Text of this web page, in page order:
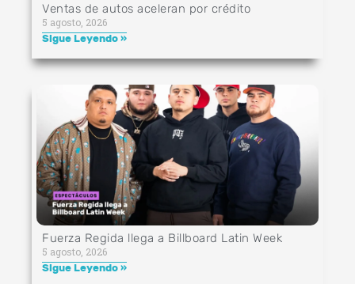
Ventas de autos aceleran por crédito
5 agosto, 2026
Sigue Leyendo »
Fuerza Regida llega a Billboard Latin Week
5 agosto, 2026
Sigue Leyendo »